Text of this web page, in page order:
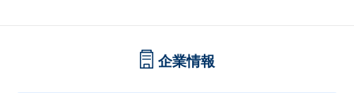
企業情報